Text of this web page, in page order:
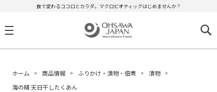
食で変わるココロとカラダ。マクロビオティックはじめませんか？
ホーム 商品情報 ふりかけ・漬物・佃煮
漬物
海の精 天日干したくあん